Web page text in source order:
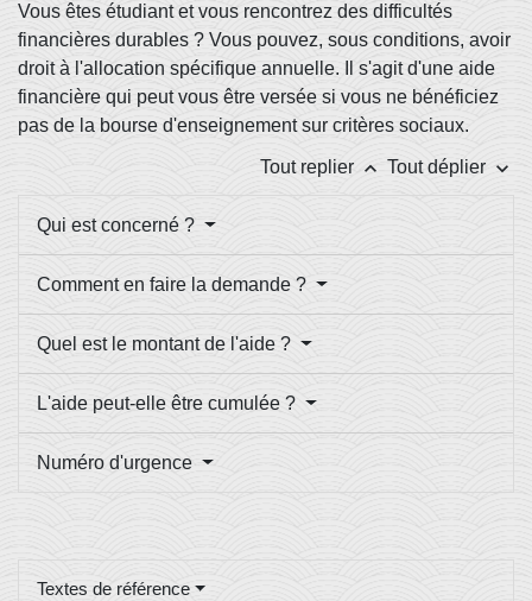
Vous êtes étudiant et vous rencontrez des difficultés
financières durables ? Vous pouvez, sous conditions, avoir
droit à l'allocation spécifique annuelle. Il s'agit d'une aide
financière qui peut vous être versée si vous ne bénéficiez
pas de la bourse d'enseignement sur critères sociaux.
Tout replier keyboard_arrow_up Tout déplier keyboard_arrow_down
Qui est concerné ?
Comment en faire la demande ?
Quel est le montant de l'aide ?
L'aide peut-elle être cumulée ?
Numéro d'urgence
Textes de référence